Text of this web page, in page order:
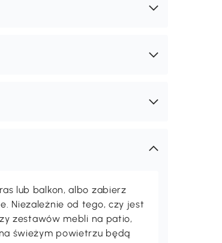
lub balkon, albo zabierz
Niezależnie od tego, czy jest
zestawów mebli na patio,
świeżym powietrzu będą